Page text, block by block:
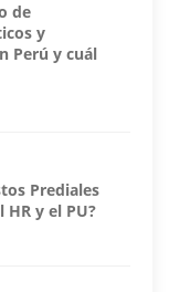
de
y
Perú y cuál
Prediales
y el PU?